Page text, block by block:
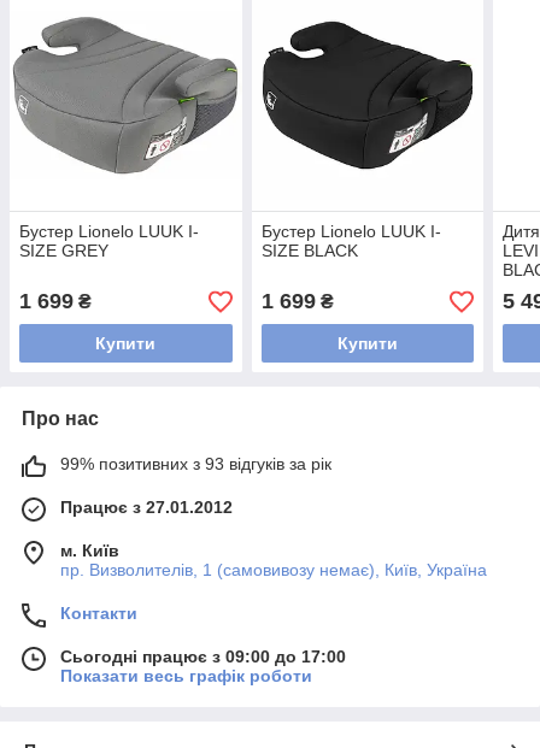
Бустер Lionelo LUUK I-
SIZE GREY
1 699 ₴
Купити
Бустер Lionelo LUUK I-
SIZE BLACK
1 699₴
Купити
5
Про нас
99% позитивних з 93 відгуків за рік
Працює з 27.01.2012
м. Київ
пр. Визволителів, 1 (самовивозу немає), Київ, Україна
Контакти
Сьогодні працює з 09:00 до 17:00
Показати весь графік роботи